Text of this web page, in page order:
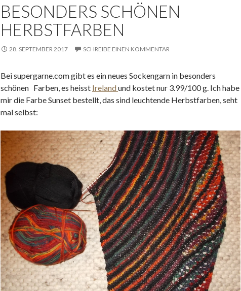
BESONDERS SCHÖNEN
HERBSTFARBEN
28. SEPTEMBER 2017 SCHREIBE EINEN KOMMENTAR
Bei supergarne.com gibt es ein neues Sockengarn in besonders
schönen Farben, es heisst Irelandund kostet nur 3.99/100 g. Ich habe
mir die Farbe Sunset bestellt, das sind leuchtende Herbstfarben, seht
mal selbst: